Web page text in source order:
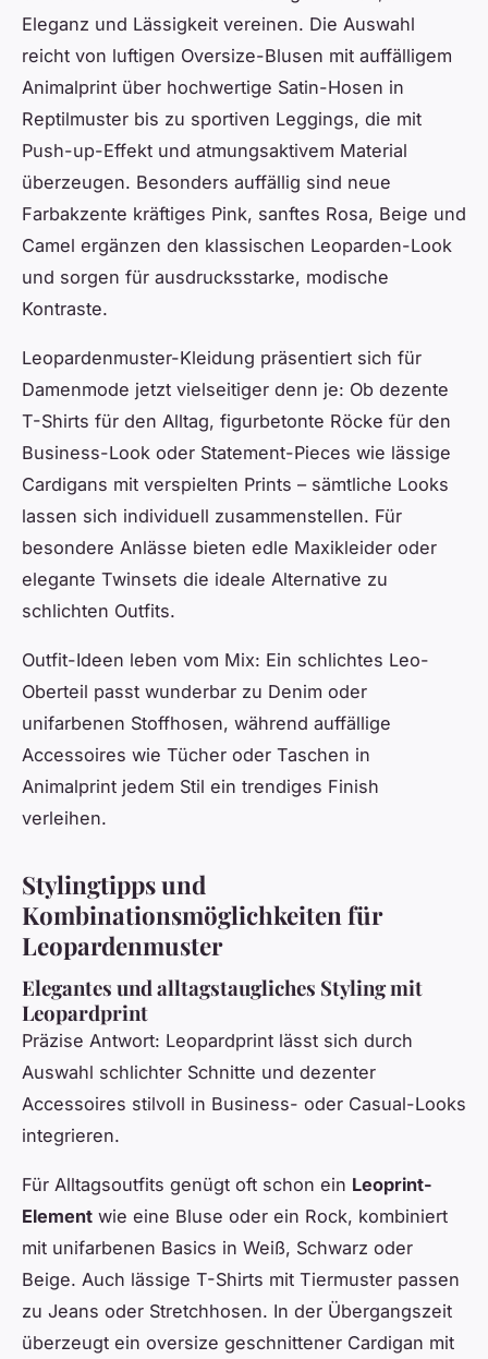
Eleganz und Lässigkeit vereinen. Die Auswahl
reicht von luftigen Oversize-Blusen mit auffälligem
Animalprint über hochwertige Satin-Hosen in
Reptilmuster bis zu sportiven Leggings, die mit
Push-up-Effekt und atmungsaktivem Material
überzeugen. Besonders auffällig sind neue
Farbakzente kräftiges Pink, sanftes Rosa, Beige und
Camel ergänzen den klassischen Leoparden-Look
und sorgen für ausdrucksstarke, modische
Kontraste.
Leopardenmuster-Kleidung präsentiert sich für
Damenmode jetzt vielseitiger denn je: Ob dezente
T-Shirts für den Alltag, figurbetonte Röcke für den
Business-Look oder Statement-Pieces wie lässige
Cardigans mit verspielten Prints – sämtliche Looks
lassen sich individuell zusammenstellen. Für
besondere Anlässe bieten edle Maxikleider oder
elegante Twinsets die ideale Alternative zu
schlichten Outfits.
Outfit-Ideen leben vom Mix: Ein schlichtes Leo-
Oberteil passt wunderbar zu Denim oder
unifarbenen Stoffhosen, während auffällige
Accessoires wie Tücher oder Taschen in
Animalprint jedem Stil ein trendiges Finish
verleihen.
Stylingtipps und
Kombinationsmöglichkeiten für
Leopardenmuster
Elegantes und alltagstaugliches Styling mit
Leopardprint
Präzise Antwort: Leopardprint lässt sich durch
Auswahl schlichter Schnitte und dezenter
Accessoires stilvoll in Business- oder Casual-Looks
integrieren.
Für Alltagsoutfits genügt oft schon ein Leoprint-
Element wie eine Bluse oder ein Rock, kombiniert
mit unifarbenen Basics in Weiß, Schwarz oder
Beige. Auch lässige T-Shirts mit Tiermuster passen
zu Jeans oder Stretchhosen. In der Übergangszeit
überzeugt ein oversize geschnittener Cardigan mit